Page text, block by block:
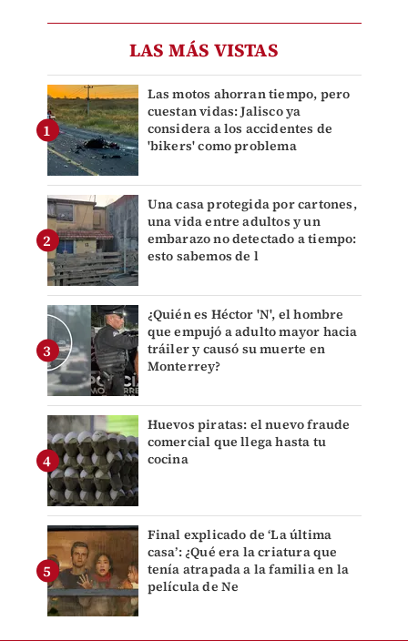
LAS MÁS VISTAS
Las motos ahorran tiempo, pero
cuestan vidas: Jalisco ya
considera a los accidentes de
'bikers' como problema
Una casa protegida por cartones,
una vida entre adultos y un
embarazo no detectado a tiempo:
esto sabemos de l
¿Quién es Héctor 'N', el hombre
que empujó a adulto mayor hacia
tráiler y causó su muerte en
Monterrey?
Huevos piratas: el nuevo fraude
comercial que llega hasta tu
cocina
Final explicado de ‘La última
casa’: ¿Qué era la criatura que
tenía atrapada a la familia en la
película de Ne